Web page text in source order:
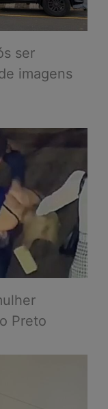
ser
imagens
Preto